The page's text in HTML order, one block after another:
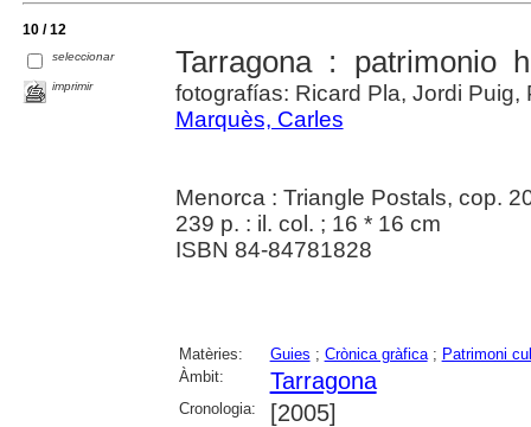
10 / 12
seleccionar
imprimir
Tarragona : patrimonio
fotografías: Ricard Pla, Jordi Puig,
Marquès, Carles
Menorca : Triangle Postals, cop.
239 p. : il. col. ; 16 * 16 cm
ISBN 84-84781828
Matèries: Guies ; Crònica gràfica; Patrimoni
Àmbit:
Tarragona
Cronologia: [2005]